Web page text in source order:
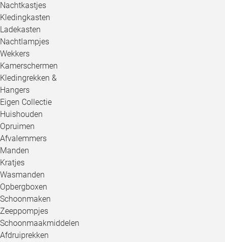
Nachtkastjes
Kledingkasten
Ladekasten
Nachtlampjes
Wekkers
Kamerschermen
Kledingrekken &
Hangers
Eigen Collectie
Huishouden
Opruimen
Afvalemmers
Manden
Kratjes
Wasmanden
Opbergboxen
Schoonmaken
Zeeppompjes
Schoonmaakmiddelen
Afdruiprekken